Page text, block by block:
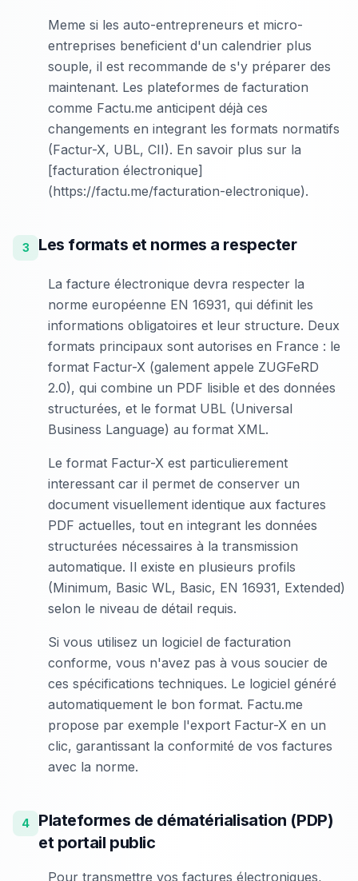
Meme si les auto-entrepreneurs et micro-
entreprises beneficient d'un calendrier plus
souple, il est recommande de s'y préparer des
maintenant. Les plateformes de facturation
comme Factu.me anticipent déjà ces
changements en integrant les formats normatifs
(Factur-X, UBL, CII). En savoir plus sur la
[facturation électronique]
(https://factu.me/facturation-electronique).
3 Les formats et normes a respecter
La facture électronique devra respecter la
norme européenne EN 16931, qui définit les
informations obligatoires et leur structure. Deux
formats principaux sont autorises en France : le
format Factur-X (galement appele ZUGFeRD
2.0), qui combine un PDF lisible et des données
structurées, et le format UBL (Universal
Business Language) au format XML.
Le format Factur-X est particulierement
interessant car il permet de conserver un
document visuellement identique aux factures
PDF actuelles, tout en integrant les données
structurées nécessaires à la transmission
automatique. Il existe en plusieurs profils
(Minimum, Basic WL, Basic, EN 16931, Extended)
selon le niveau de détail requis.
Si vous utilisez un logiciel de facturation
conforme, vous n'avez pas à vous soucier de
ces spécifications techniques. Le logiciel généré
automatiquement le bon format. Factu.me
propose par exemple l'export Factur-X en un
clic, garantissant la conformité de vos factures
avec la norme.
4
Plateformes de dématérialisation (PDP)
et portail public
Pour transmettre vos factures électroniques,